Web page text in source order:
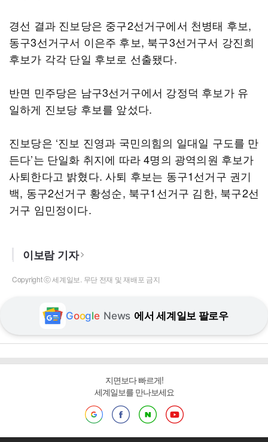
경선 결과 진보당은 중구2선거구에서 천병태 후보,
동구3선거구서 이은주 후보, 북구3선거구서 강진희
후보가 각각 단일 후보로 선출됐다.
반면 민주당은 남구3선거구에서 강정덕 후보가 유
일하게 진보당 후보를 앞섰다.
진보당은 ‘진보 진영과 국민의힘의 일대일 구도를 만
든다’는 단일화 취지에 따라 4명의 광역의원 후보가
사퇴한다고 밝혔다. 사퇴 후보는 동구1선거구 권기
백, 동구2선거구 황성순, 북구1선거구 김한, 북구2선
거구 임민정이다.
이보람 기자
Copyright ⓒ 세계일보. 무단 전재 및 재배포 금지
Google News 에서 세계일보 팔로우
지면보다 빠르게!
세계일보를 만나보세요